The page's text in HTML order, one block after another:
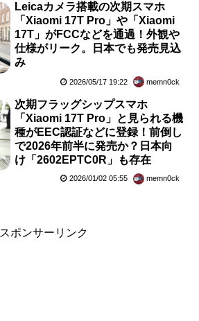
Leicaカメラ搭載の次期スマホ
「Xiaomi 17T Pro」や「Xiaomi
17T」がFCCなどを通過！外観や
仕様がリーク。日本でも発売見込
み
2026/05/17 19:22 memn0ck
次期フラッグシップスマホ
「Xiaomi 17T Pro」と見られる機
種がEEC認証などに登録！前倒し
で2026年前半に発売か？日本向
け「2602EPTC0R」も存在
2026/01/02 05:55 memn0ck
スポンサーリンク